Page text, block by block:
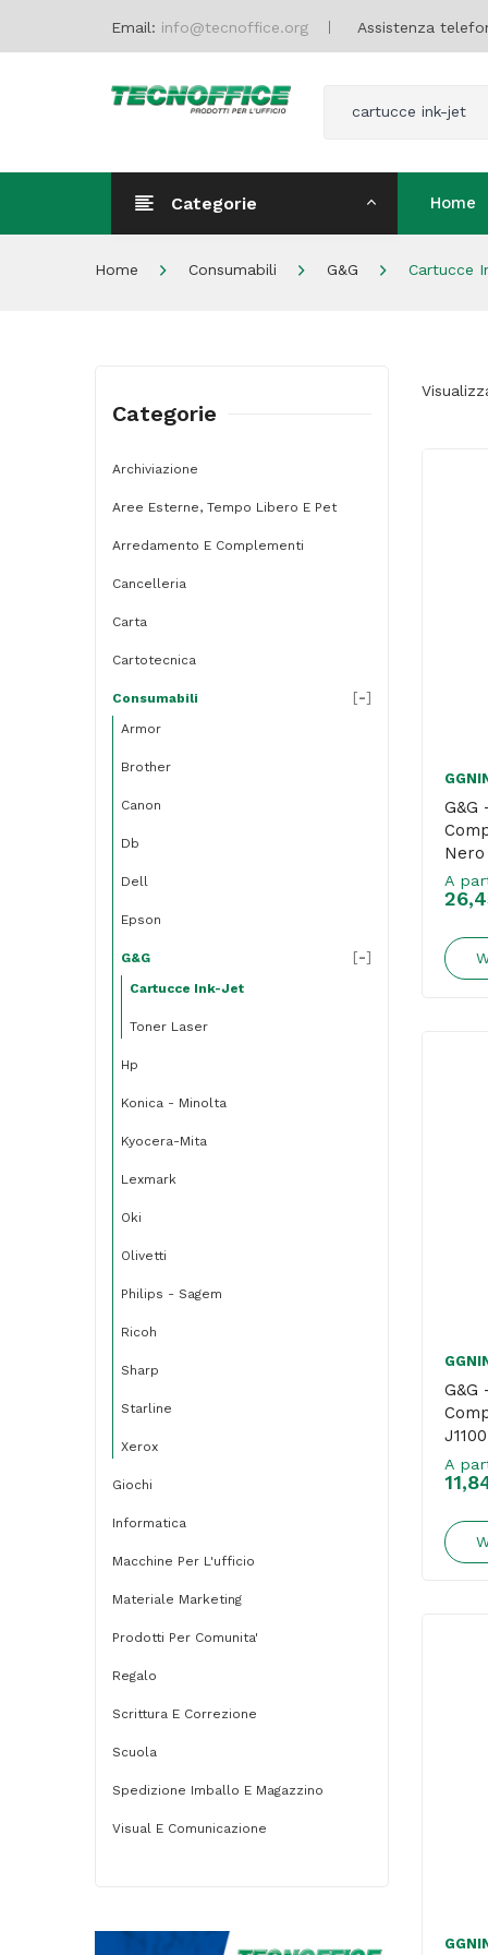
Email: info@tecnoffice.org Assistenza
cartucce ink-jet
Categorie Home
Home
Home Consumabili G&g Cartucce
G&G
A
G&G
A
Categorie
Archiviazione
Aree Esterne, Tempo Libero E Pet
Arredamento E Complementi
Cancelleria
Carta
Cartotecnica
Consumabili
Armor
Brother
Canon
Db
Dell
Epson
G&g
Cartucce Ink-Jet
Toner Laser
[-]
Hp
Konica - Minolta
Kyocera-Mita
Lexmark
Oki
Olivetti
Philips - Sagem
Ricoh
Sharp
Starline
Xerox
[-]
Giochi
Informatica
Macchine Per L'ufficio
Materiale Marketing
Prodotti Per Comunita'
Regalo
Scrittura E Correzione
Scuola
Spedizione Imballo E Magazzino
Visual E Comunicazione